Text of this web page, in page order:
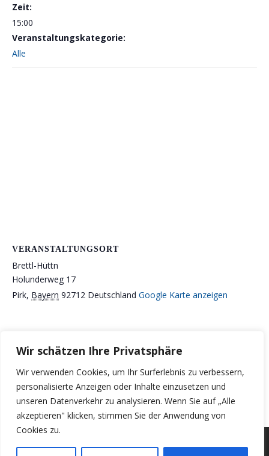
Wir schätzen Ihre Privatsphäre
Wir verwenden Cookies, um Ihr Surferlebnis zu verbessern,
personalisierte Anzeigen oder Inhalte einzusetzen und
unseren Datenverkehr zu analysieren. Wenn Sie auf „Alle
akzeptieren" klicken, stimmen Sie der Anwendung von
Cookies zu.
Zeit:
15:00
Veranstaltungskategorie:
Alle
VERANSTALTUNGSORT
Brettl-Hüttn
Holunderweg 17
Pirk, Bayern 92712 Deutschland Google Karte anzeigen
MTB-Kindertraining RTF Waldmünchner Radrundfahrt
Termine 2026(Stand: 17 Februar 2026) zum
Herunterladen
© 2026 VC Concordia Pirk e.V.